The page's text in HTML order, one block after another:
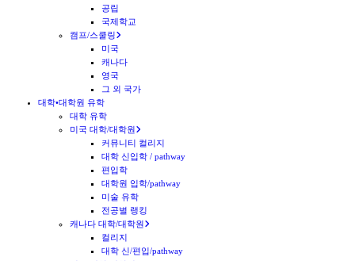
공립
국제학교
캠프/스쿨링
미국
캐나다
영국
그 외 국가
대학•대학원 유학
대학 유학
미국 대학/대학원
커뮤니티 컬리지
대학 신입학 / pathway
편입학
대학원 입학/pathway
미술 유학
전공별 랭킹
캐나다 대학/대학원
컬리지
대학 신/편입/pathway